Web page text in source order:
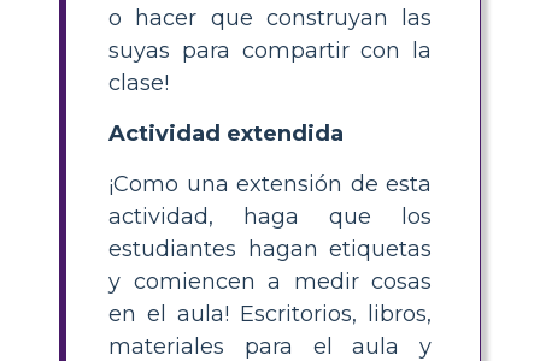
o hacer que construyan las
suyas para compartir con la
clase!
Actividad extendida
¡Como una extensión de esta
actividad, haga que los
estudiantes hagan etiquetas
y comiencen a medir cosas
en el aula! Escritorios, libros,
materiales para el aula y